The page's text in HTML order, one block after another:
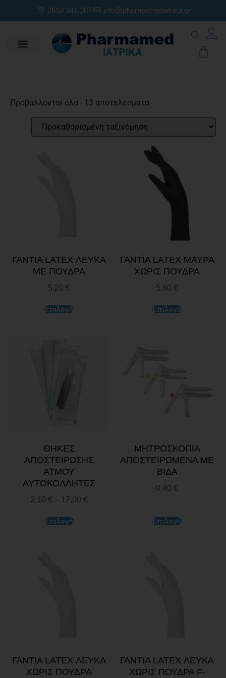
2610 341 207 info@pharmamediatrika.gr
Προβάλλονται όλα - 13 αποτελέσματα
ΓΑΝΤΙΑ LATEX ΛΕΥΚΑ
ΜΕ ΠΟΥΔΡΑ
5,20 €
Επιλογή
ΓΑΝΤΙΑ LATEX ΜΑΥΡΑ
ΧΩΡΙΣ ΠΟΥΔΡΑ
5,80 €
Επιλογή
ΘΗΚΕΣ
ΑΠΟΣΤΕΙΡΩΣΗΣ
ΑΤΜΟΥ
ΑΥΤΟΚΟΛΛΗΤΕΣ
2,10 € – 17,00 €
Επιλογή
ΜΗΤΡΟΣΚΟΠΙΑ
ΑΠΟΣΤΕΙΡΩΜΕΝΑ ΜΕ
ΒΙΔΑ
0,40 €
Επιλογή
ΓΑΝΤΙΑ LATEX ΛΕΥΚΑ
ΧΩΡΙΣ ΠΟΥΔΡΑ
ΓΑΝΤΙΑ LATEX ΛΕΥΚΑ
ΧΩΡΙΣ ΠΟΥΔΡΑ F-